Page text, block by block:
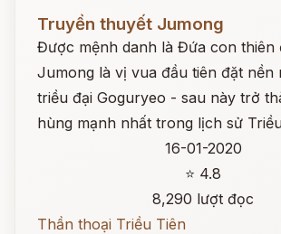
Đọc ngay
Truyền thuyết Jumong
Được mệnh danh là Đứa con thiên
Jumong là vị vua đầu tiên đặt nền
triều đại Goguryeo - sau này trở
hùng mạnh nhất trong lịch sử
16-01-2020
⭐ 4.8
8,290 lượt đọc
Thần thoại Triều Tiên